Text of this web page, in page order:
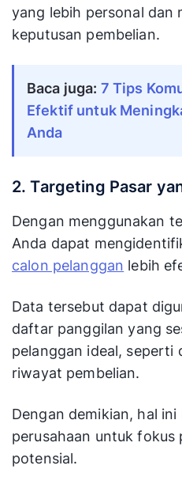
yang lebih personal dan
keputusan pembelian.
Baca juga: 7 Tips
Efektif untuk
Anda
2. Targeting Pasar
Dengan menggunakan
Anda dapat
calon pelanggan lebih
Data tersebut dapat
daftar panggilan yang
pelanggan ideal, seperti
riwayat pembelian.
Dengan demikian, hal
perusahaan untuk fokus
potensial.